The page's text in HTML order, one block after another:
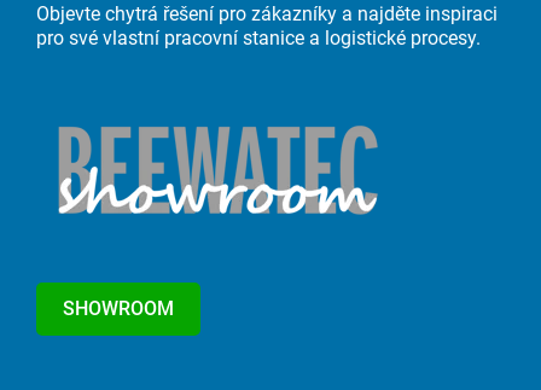
Objevte chytrá řešení pro zákazníky a najděte inspiraci
pro své vlastní pracovní stanice a logistické procesy.
SHOWROOM